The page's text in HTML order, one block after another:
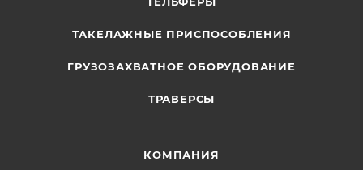
ТАКЕЛАЖНЫЕ ПРИСПОСОБЛЕНИЯ
ГРУЗОЗАХВАТНОЕ ОБОРУДОВАНИЕ
ТРАВЕРСЫ
КОМПАНИЯ